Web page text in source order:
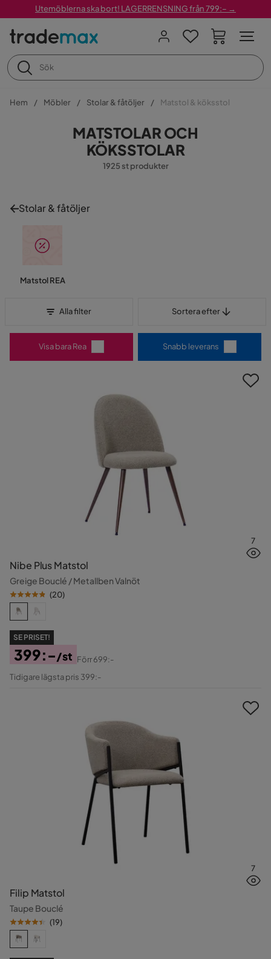
Utemöblerna ska bort! LAGERRENSNING från 799:– →
Hem Möbler Stolar & fåtöljer Matstol & köksstol
MATSTOLAR OCH
KÖKSSTOLAR
1925 st produkter
Stolar & fåtöljer
Matstol REA
Alla filter Sortera efter
Visa bara Rea Snabb leverans
7
Nibe Plus Matstol
Greige Bouclé / Metallben Valnöt
(20)
SE PRISET!
Pris
399:-/st
Original
Förr699:-
Tidigare lägsta pris 399:-
7
Filip Matstol
Taupe Bouclé
(19)